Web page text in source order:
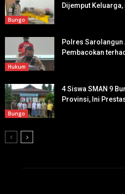
Bungo
Dijemput
Hukum
Polres Sarolangun
Pembacokan
Bungo
4 Siswa SMAN 9
Provinsi, Ini